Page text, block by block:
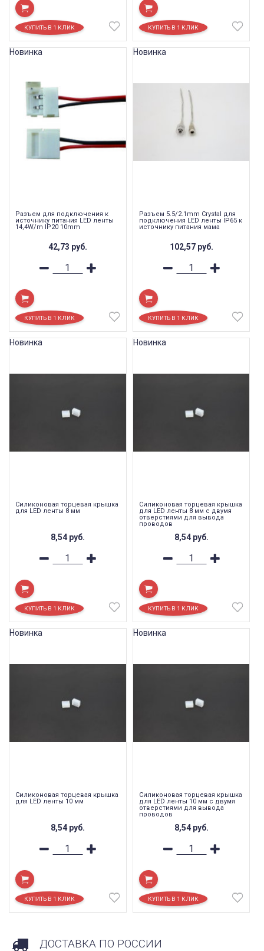
Разъем для подключения к
источнику питания LED ленты
14,4W/m IP20 10mm
42,73 руб.
Новинка
Разъем 5.5/2.1mm Crystal для
подключения LED ленты IP65 к
источнику питания мама
102,57 руб.
Новинка
Силиконовая торцевая крышка
для LED ленты 8 мм
8,54 руб.
Новинка
Силиконовая торцевая крышка
для LED ленты 8 мм с двумя
отверстиями для вывода
проводов
8,54 руб.
Новинка
Силиконовая торцевая крышка
для LED ленты 10 мм
8,54 руб.
Новинка
Силиконовая торцевая крышка
для LED ленты 10 мм с двумя
отверстиями для вывода
проводов
8,54 руб.
Новинка
ДОСТАВКА ПО РОССИИ